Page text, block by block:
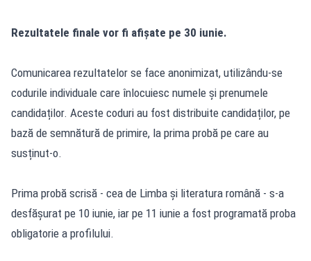
Rezultatele finale vor fi afișate pe 30 iunie.
Comunicarea rezultatelor se face anonimizat, utilizându-se
codurile individuale care înlocuiesc numele și prenumele
candidaților. Aceste coduri au fost distribuite candidaților, pe
bază de semnătură de primire, la prima probă pe care au
susținut-o.
Prima probă scrisă - cea de Limba și literatura română - s-a
desfășurat pe 10 iunie, iar pe 11 iunie a fost programată proba
obligatorie a profilului.